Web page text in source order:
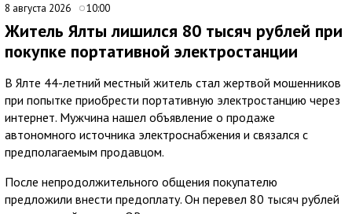
8 августа 2026 10:00
Житель Ялты лишился 80 тысяч рублей при
покупке портативной электростанции
В Ялте 44-летний местный житель стал жертвой мошенников
при попытке приобрести портативную электростанцию через
интернет. Мужчина нашел объявление о продаже
автономного источника электроснабжения и связался с
предполагаемым продавцом.
После непродолжительного общения покупателю
предложили внести предоплату. Он перевел 80 тысяч рублей